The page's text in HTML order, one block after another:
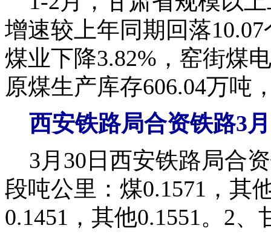
增速较上年同期回落
煤业下降3.82%，窑街煤
原煤生产库存606.04万吨
西安铁路局合资铁路3月
3月30日西安铁路局合
段吨公里：煤0.1571，其
0.1451，其他0.1551。2